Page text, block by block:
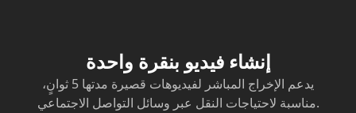
إنشاء فيديو بنقرة واحدة
يدعم الإخراج المباشر لفيديوهات قصيرة مدتها 5 ثوانٍ،
مناسبة لاحتياجات النقل عبر وسائل التواصل الاجتماعي.